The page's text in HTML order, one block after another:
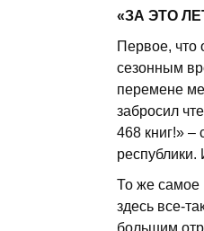
«ЗА ЭТО
Первое, что
сезонным
перемене
забросил
468 книг!» –
республики.
То же самое
здесь все-
большим